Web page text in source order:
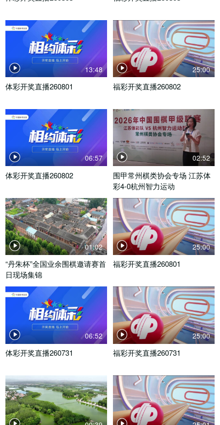
13:48
体彩开奖直播260801
25:00
福彩开奖直播260802
06:57
体彩开奖直播260802
02:52
围甲常州棋类协会专场 江苏体
彩4-0杭州智力运动
01:02
“丹朱杯”全国业余围棋邀请赛首
日现场集锦
25:00
福彩开奖直播260801
06:52
体彩开奖直播260731
25:00
福彩开奖直播260731